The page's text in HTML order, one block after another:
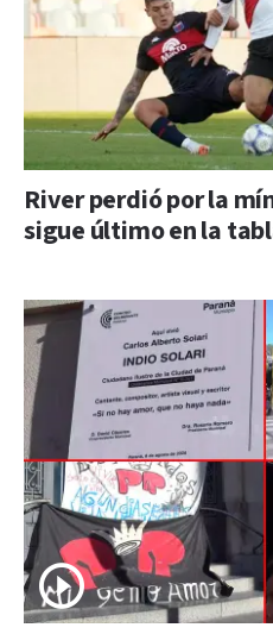
River perdió por la
sigue último en la